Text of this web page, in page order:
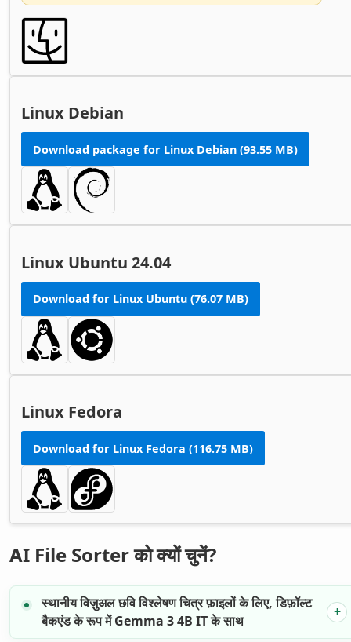
Linux Debian
Download package for Linux Debian (93.55 MB)
Linux Ubuntu 24.04
Download for Linux Ubuntu (76.07 MB)
Linux Fedora
Download for Linux Fedora (116.75 MB)
AI File Sorter को क्यों चुनें?
स्थानीय विज़ुअल छवि विश्लेषणचित्र फ़ाइलों के लिए, डिफ़ॉल्ट
बैकएंड के रूप में Gemma 3 4B IT के साथ